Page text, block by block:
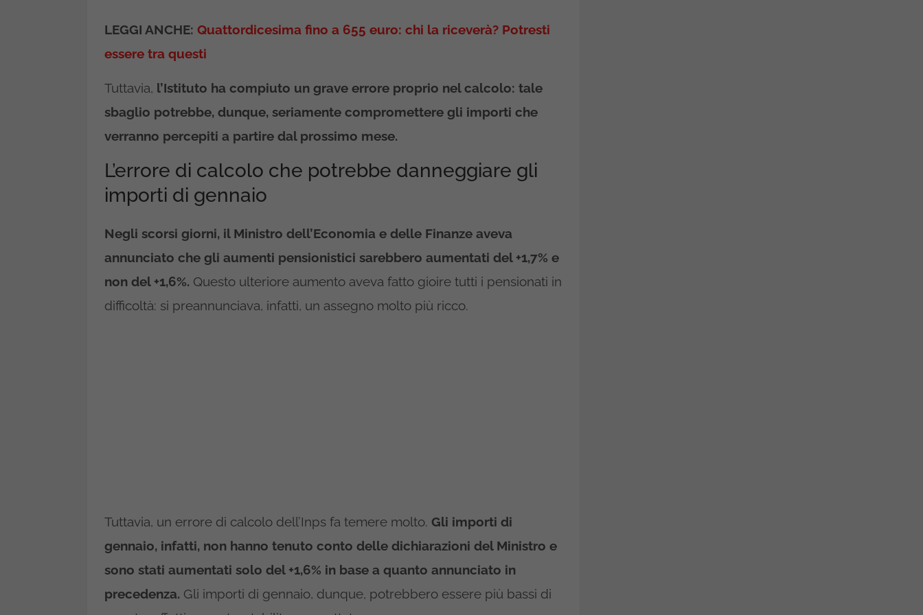
LEGGI ANCHE: Quattordicesima fino a 655 euro: chi la riceverà? Potresti
essere tra questi
Tuttavia, l’Istituto ha compiuto un grave errore proprio nel calcolo: tale
sbaglio potrebbe, dunque, seriamente compromettere gli importi che
verranno percepiti a partire dal prossimo mese.
L’errore di calcolo che potrebbe danneggiare gli
importi di gennaio
Negli scorsi giorni, il Ministro dell’Economia e delle Finanze aveva
annunciato che gli aumenti pensionistici sarebbero aumentati del +1,7% e
non del +1,6%. Questo ulteriore aumento aveva fatto gioire tutti i pensionati in
difficoltà: si preannunciava, infatti, un assegno molto più ricco.
Tuttavia, un errore di calcolo dell’Inps fa temere molto. Gli importi di
gennaio, infatti, non hanno tenuto conto delle dichiarazioni del Ministro e
sono stati aumentati solo del +1,6% in base a quanto annunciato in
precedenza. Gli importi di gennaio, dunque, potrebbero essere più bassi di